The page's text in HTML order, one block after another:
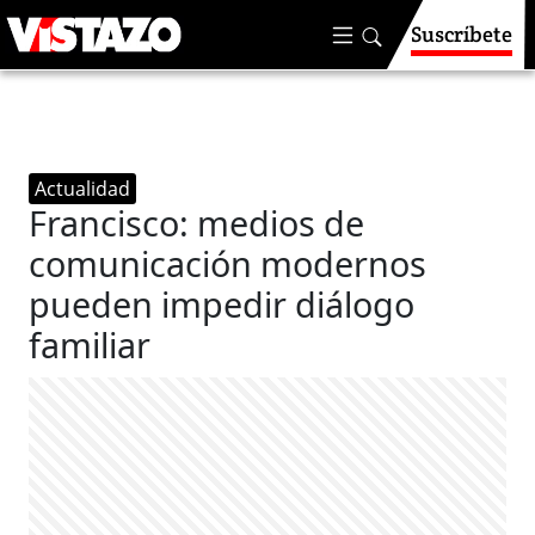
Suscríbete
Actualidad
Francisco: medios de
comunicación modernos
pueden impedir diálogo
familiar